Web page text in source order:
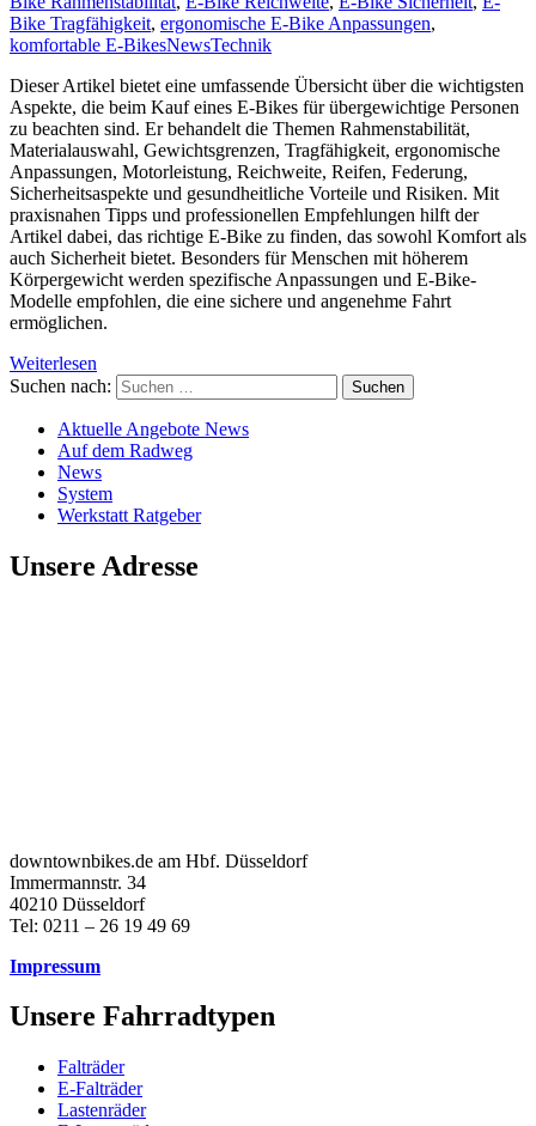
Bike Tragfähigkeit, ergonomische E-Bike Anpassungen,
komfortable E-BikesNewsTechnik
Dieser Artikel bietet eine umfassende Übersicht über die wichtigsten
Aspekte, die beim Kauf eines E-Bikes für übergewichtige Personen
zu beachten sind. Er behandelt die Themen Rahmenstabilität,
Materialauswahl, Gewichtsgrenzen, Tragfähigkeit, ergonomische
Anpassungen, Motorleistung, Reichweite, Reifen, Federung,
Sicherheitsaspekte und gesundheitliche Vorteile und Risiken. Mit
praxisnahen Tipps und professionellen Empfehlungen hilft der
Artikel dabei, das richtige E-Bike zu finden, das sowohl Komfort als
auch Sicherheit bietet. Besonders für Menschen mit höherem
Körpergewicht werden spezifische Anpassungen und E-Bike-
Modelle empfohlen, die eine sichere und angenehme Fahrt
ermöglichen.
Weiterlesen
Suchen nach:
Aktuelle Angebote News
Auf dem Radweg
News
System
Werkstatt Ratgeber
Unsere Adresse
downtownbikes.de am Hbf. Düsseldorf
Immermannstr. 34
40210 Düsseldorf
Tel: 0211 – 26 19 49 69
Impressum
Unsere Fahrradtypen
Falträder
E-Falträder
Lastenräder